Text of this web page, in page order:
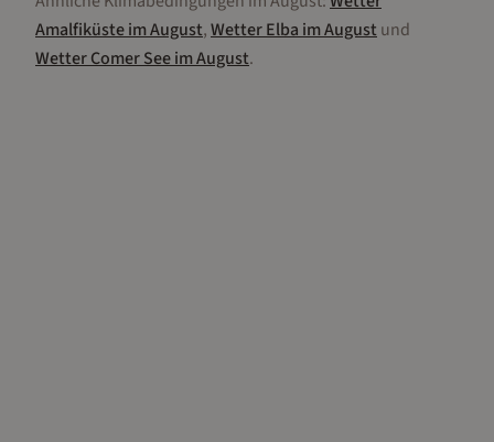
AmalfiküsteimAugust,WetterElba imAugustund
WetterComer SeeimAugust.